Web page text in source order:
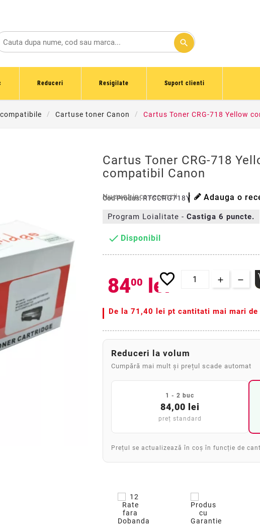
search
Reduceri Resigilate Suport clienti
Cartuse toner Canon Cartus Toner CRG-718 Yellow
Cartus Toner CRG-718
compatibil Canon
Cod Produs:RTCCRG718Y
Nu sunt inca recenzii Adauga o
Program Loialitate - Castiga 6 puncte.
 Disponibil
8400 lei
favorite_border
De la 71,40 lei pt cantitati mai mari de
Reduceri la volum
Cumpără mai mult și prețul scade automat
1 - 2 buc
84,00 lei
preț standard
Prețul se actualizează în coș în funcție de